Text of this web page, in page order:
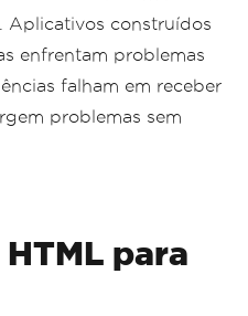
Aplicativos construídos
enfrentam problemas
falham em receber
problemas sem
para